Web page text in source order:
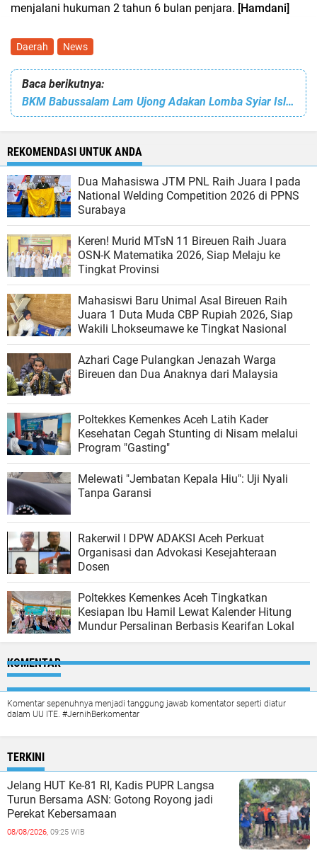
menjalani hukuman 2 tahun 6 bulan penjara. [Hamdani]
Daerah News
Baca berikutnya:
BKM Babussalam Lam Ujong Adakan Lomba Syiar Islam
REKOMENDASI UNTUK ANDA
Dua Mahasiswa JTM PNL Raih Juara I pada
National Welding Competition 2026 di PPNS
Surabaya
Keren! Murid MTsN 11 Bireuen Raih Juara
OSN-K Matematika 2026, Siap Melaju ke
Tingkat Provinsi
Mahasiswi Baru Unimal Asal Bireuen Raih
Juara 1 Duta Muda CBP Rupiah 2026, Siap
Wakili Lhokseumawe ke Tingkat Nasional
Azhari Cage Pulangkan Jenazah Warga
Bireuen dan Dua Anaknya dari Malaysia
Poltekkes Kemenkes Aceh Latih Kader
Kesehatan Cegah Stunting di Nisam melalui
Program "Gasting"
Melewati "Jembatan Kepala Hiu": Uji Nyali
Tanpa Garansi
Rakerwil I DPW ADAKSI Aceh Perkuat
Organisasi dan Advokasi Kesejahteraan
Dosen
Poltekkes Kemenkes Aceh Tingkatkan
Kesiapan Ibu Hamil Lewat Kalender Hitung
Mundur Persalinan Berbasis Kearifan Lokal
KOMENTAR
Komentar sepenuhnya menjadi tanggung jawab komentator seperti diatur
dalam UU ITE. #JernihBerkomentar
TERKINI
Jelang HUT Ke-81 RI, Kadis PUPR Langsa
Turun Bersama ASN: Gotong Royong jadi
Perekat Kebersamaan
08/08/2026, 09:25 WIB